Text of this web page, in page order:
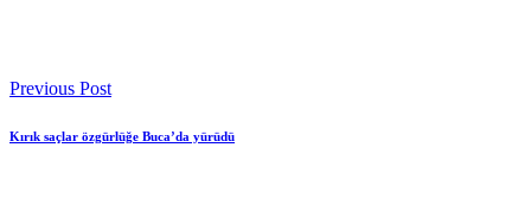
Previous Post
Kırık saçlar özgürlüğe Buca’da yürüdü